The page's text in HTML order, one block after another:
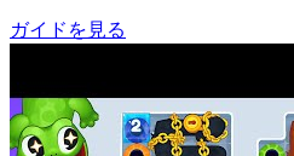
ガイドを見る